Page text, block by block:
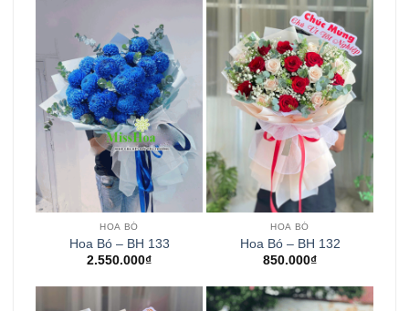
HOA BÓ
Hoa Bó – BH 133
2.550.000₫
HOA BÓ
Hoa Bó – BH 132
850.000₫